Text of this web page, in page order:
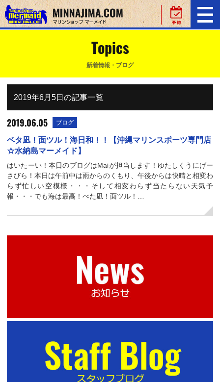
Topics
新着情報・ブログ
2019年6月5日の記事一覧
2019.06.05 ブログ
ベタ凪！面ツル！海日和！！【沖縄マリンスポーツ専門店
☆水納島マーメイド】
はいたーい！本日のブログはMaiが担当します！ゆたしくうにげー
さびら！本日は午前中は雨からのくもり、午後からは快晴と相変わ
らず忙しい空模様・・・そして相変わらず当たらない天気予
報・・・でも海は最高！べた凪！面ツル！…